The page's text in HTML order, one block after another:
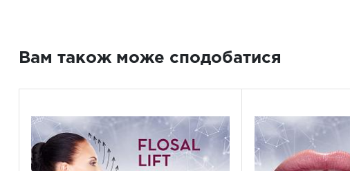
Вам також може сподобатися